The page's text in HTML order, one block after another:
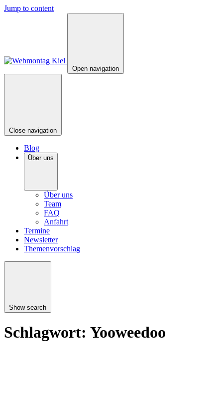
Jump to content
Open navigation
Close navigation
Blog
Über uns
Über uns
Team
FAQ
Anfahrt
Termine
Newsletter
Themenvorschlag
Show search
Schlagwort: Yooweedoo